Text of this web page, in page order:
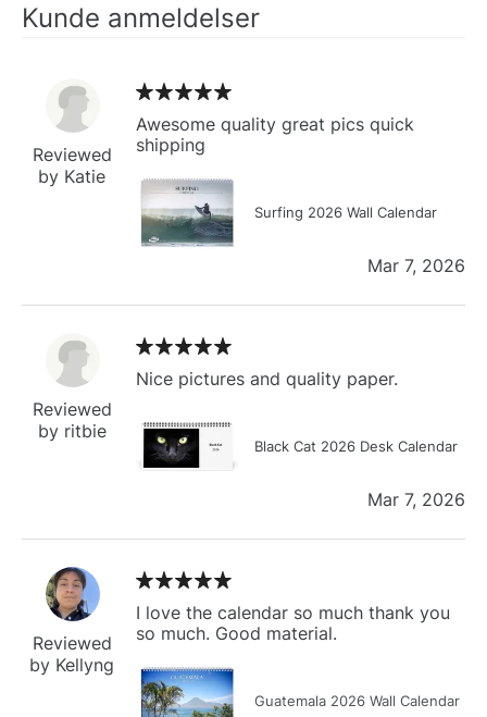
Kunde anmeldelser
Reviewed
by Katie
Awesome quality great pics quick
shipping
Surfing 2026 Wall Calendar
Mar 7, 2026
Reviewed
by ritbie
Nice pictures and quality paper.
Black Cat 2026 Desk Calendar
Mar 7, 2026
Reviewed
by Kellyng
I love the calendar so much thank you
so much. Good material.
Guatemala 2026 Wall Calendar